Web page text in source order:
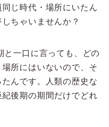
じ時代・場所にいたん
ちゃいませんか？
と一口に言っても、どの
所にはいないので、そ
んです。人類の歴史な
後期の期間だけでどれ